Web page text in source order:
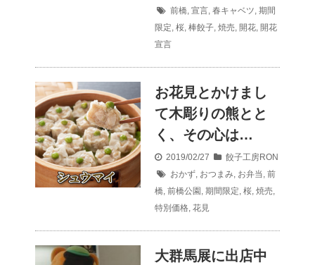
前橋, 宣言, 春キャベツ, 期間
限定, 桜, 棒餃子, 焼売, 開花, 開花
宣言
お花見とかけまし
て木彫りの熊とと
く、その心は…
2019/02/27
餃子工房RON
おかず, おつまみ, お弁当, 前
橋, 前橋公園 , 期間限定, 桜, 焼売,
特別価格, 花見
大群馬展に出店中